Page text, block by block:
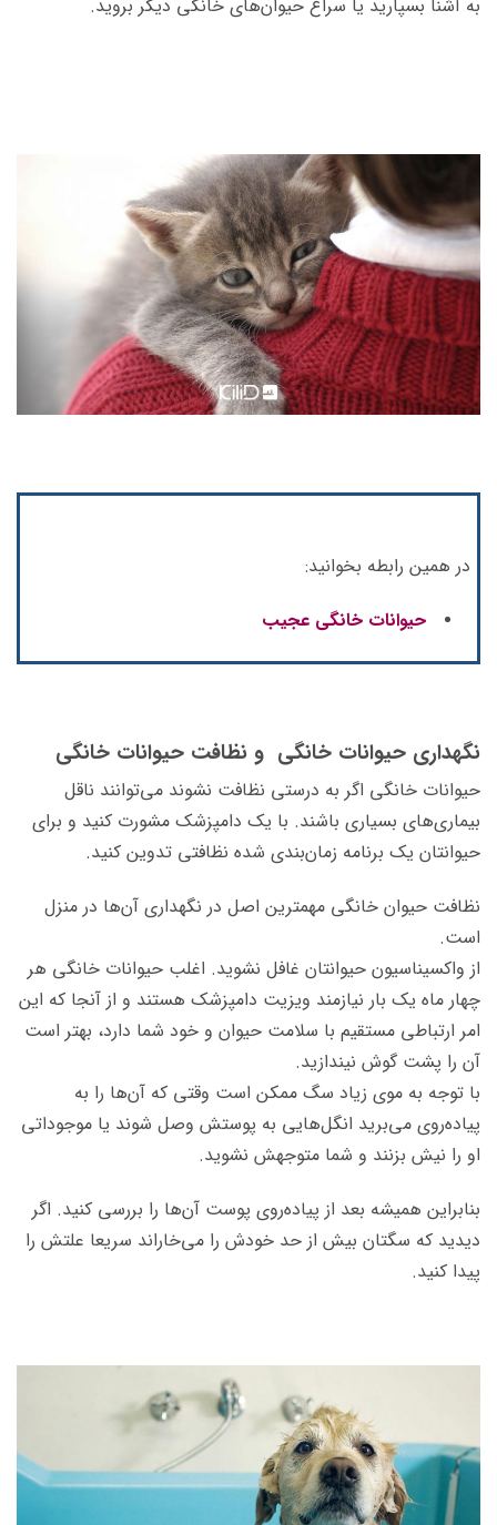
به آشنا بسپارید یا سراغ حیوان‌های خانگی دیگر بروید.
در همین رابطه بخوانید:
حیوانات خانگی عجیب
نگهداری حیوانات خانگی و نظافت حیوانات خانگی
حیوانات خانگی اگر به درستی نظافت نشوند می‌توانند ناقل
بیماری‌های بسیاری باشند. با یک دامپزشک مشورت کنید و برای
حیوانتان یک برنامه‌ زمان‌بندی شده‌ نظافتی تدوین کنید.
نظافت حیوان خانگی مهمترین اصل در نگهداری آن‌ها در منزل
است.
از واکسیناسیون حیوانتان غافل نشوید. اغلب حیوانات خانگی هر
چهار ماه یک بار نیازمند ویزیت دامپزشک هستند و از آنجا که این
امر ارتباطی مستقیم با سلامت حیوان و خود شما دارد، بهتر است
آن را پشت گوش نیندازید.
با توجه به موی زیاد سگ ممکن است وقتی که آن‌ها را به
پیاده‌روی می‌برید انگل‌هایی به پوستش وصل شوند یا موجوداتی
او را نیش بزنند و شما متوجهش نشوید.
بنابراین همیشه بعد از پیاده‌روی پوست آن‌ها را بررسی کنید. اگر
دیدید که سگتان بیش از حد خودش را می‌خاراند سریعا علتش را
پیدا کنید.